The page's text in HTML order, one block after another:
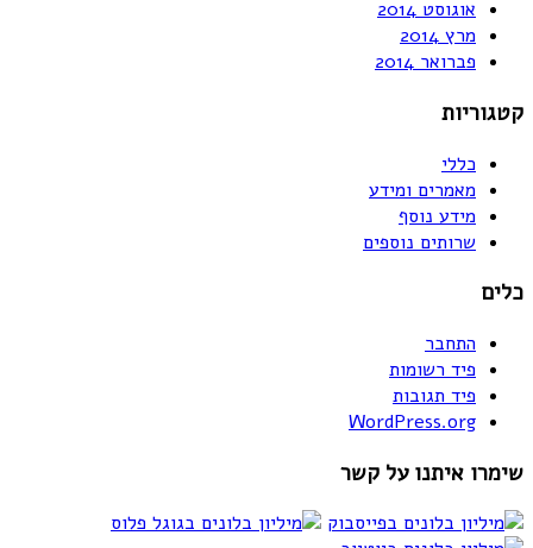
אוגוסט 2014
מרץ 2014
פברואר 2014
קטגוריות
כללי
מאמרים ומידע
מידע נוסף
שרותים נוספים
כלים
התחבר
פיד רשומות
פיד תגובות
WordPress.org
שימרו איתנו על קשר